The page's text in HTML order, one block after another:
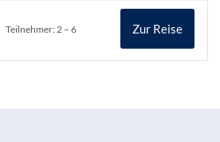
Teilnehmer: 2 – 6 Zur Reise